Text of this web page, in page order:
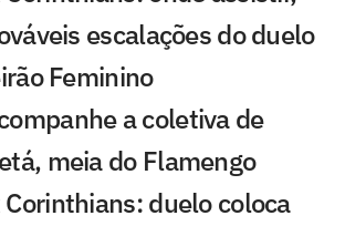
escalações do duelo
Feminino
a coletiva de
meia do Flamengo
duelo coloca